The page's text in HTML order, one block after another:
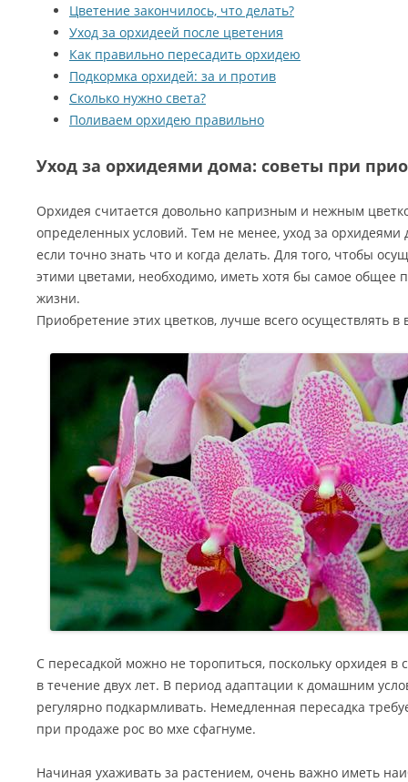
Цветение закончилось, что делать?
Уход за орхидеей после цветения
Как правильно пересадить орхидею
Подкормка орхидей: за и против
Сколько нужно света?
Поливаем орхидею правильно
Уход за орхидеями дома: советы при
Орхидея считается довольно капризным и нежным
определенных условий. Тем не менее, уход за орхидеями
если точно знать что и когда делать. Для того, чтобы
этими цветами, необходимо, иметь хотя бы самое общее
жизни.
Приобретение этих цветков, лучше всего осуществлять
С пересадкой можно не торопиться, поскольку орхидея в
в течение двух лет. В период адаптации к домашним
регулярно подкармливать. Немедленная пересадка
при продаже рос во мхе сфагнуме.
Начиная ухаживать за растением, очень важно иметь